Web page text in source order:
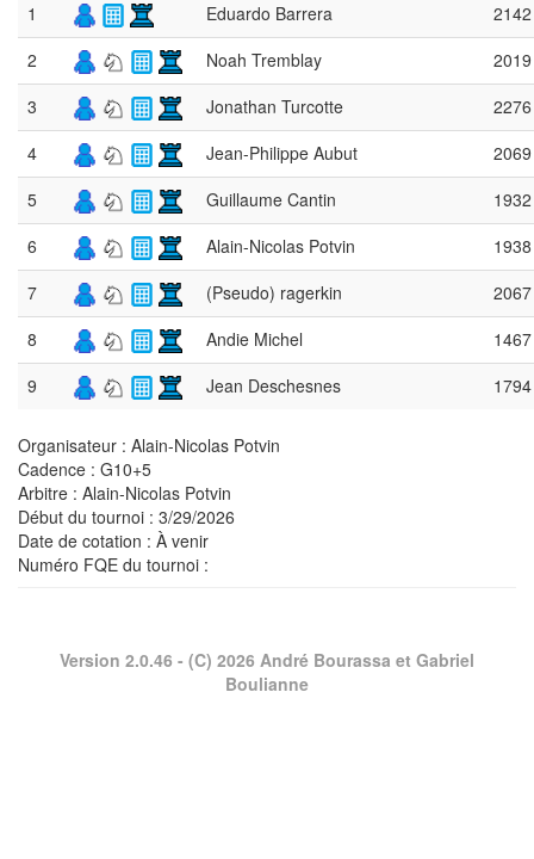
1 Eduardo Barrera
2142
2
Noah Tremblay
2019
3
Jonathan Turcotte
2276
4
Jean-Philippe Aubut
2069
5
Guillaume Cantin
1932
6
Alain-Nicolas Potvin
1938
7
(Pseudo) ragerkin
2067
8
Andie Michel
1467
9
Jean Deschesnes 1794
Organisateur : Alain-Nicolas Potvin
Cadence : G10+5
Arbitre : Alain-Nicolas Potvin
Début du tournoi : 3/29/2026
Date de cotation : À venir
Numéro FQE du tournoi :
Version 2.0.46 - (C) 2026 André Bourassa et Gabriel
Boulianne